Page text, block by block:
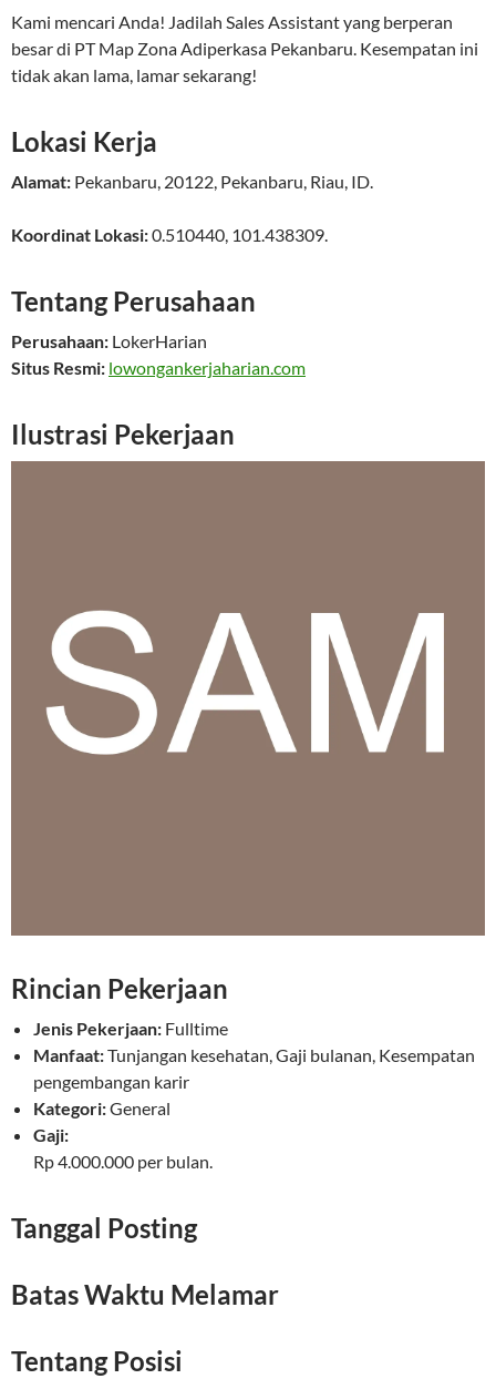
Kami mencari Anda! Jadilah Sales Assistant yang berperan
besar di PT Map Zona Adiperkasa Pekanbaru. Kesempatan ini
tidak akan lama, lamar sekarang!
Lokasi Kerja
Alamat: Pekanbaru, 20122, Pekanbaru, Riau, ID.
Koordinat Lokasi:0.510440, 101.438309.
Tentang Perusahaan
Perusahaan: LokerHarian
Situs Resmi: lowongankerjaharian.com
Ilustrasi Pekerjaan
Rincian Pekerjaan
Jenis Pekerjaan: Fulltime
Manfaat:Tunjangan kesehatan, Gaji bulanan, Kesempatan
pengembangan karir
Kategori:General
Gaji:
Rp 4.000.000 per bulan.
Tanggal Posting
Batas Waktu Melamar
Tentang Posisi